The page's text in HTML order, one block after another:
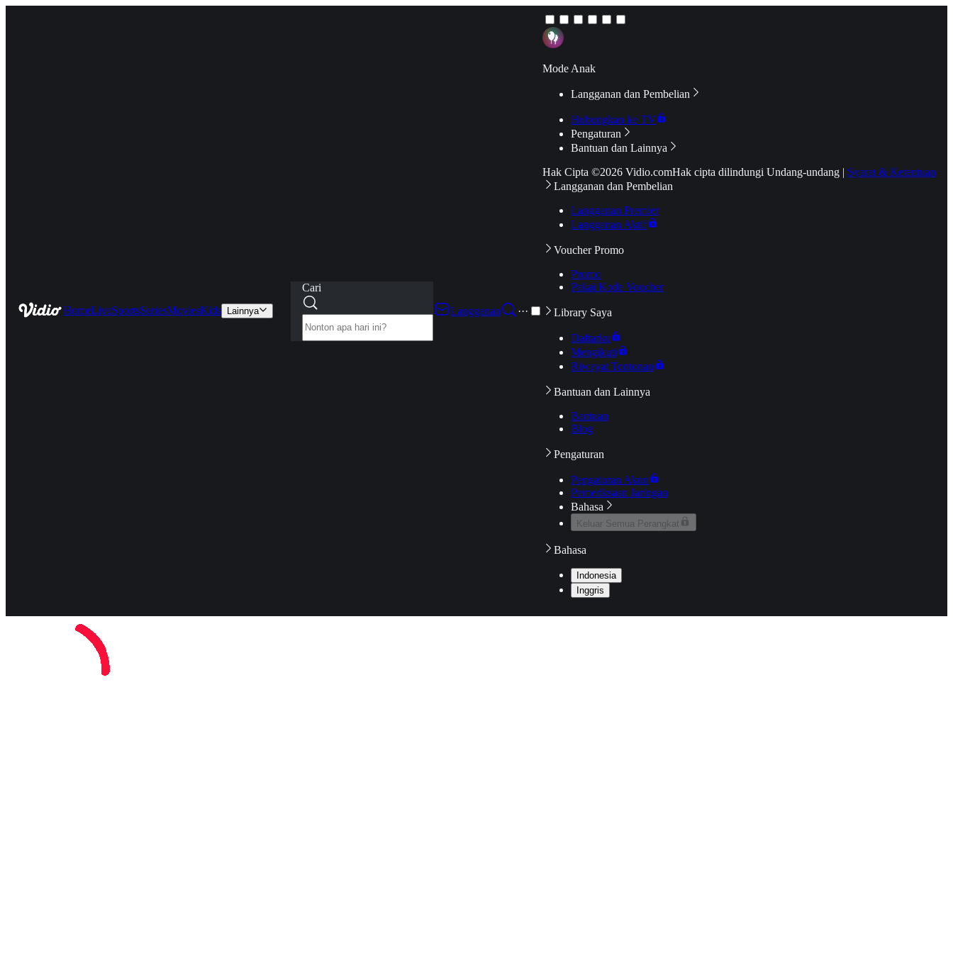
HomeLiveSportsSeriesMoviesKids Lainnya
Cari
Langganan
···
Mode Anak
Langganan dan Pembelian
Hubungkan ke TV
Pengaturan
Bantuan dan Lainnya
Hak Cipta ©2026 Vidio.comHak cipta dilindungi Undang-undang | Syarat & Ketentuan
Langganan dan Pembelian
Langganan Premier
Langganan Aktif
Voucher Promo
Promo
Pakai Kode Voucher
Library Saya
Daftarku
Mengikuti
Riwayat Tontonan
Bantuan dan Lainnya
Bantuan
Blog
Pengaturan
Pengaturan Akun
Pemeriksaan Jaringan
Bahasa
Keluar Semua Perangkat
Bahasa
Indonesia
Inggris